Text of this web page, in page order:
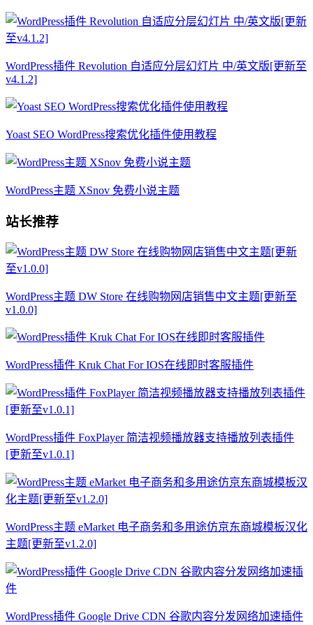
WordPress插件 Revolution 自适应分层幻灯片 中/英文版[更新至
v4.1.2]
Yoast SEO WordPress搜索优化插件使用教程
WordPress主题 XSnov 免费小说主题
站长推荐
WordPress主题 DW Store 在线购物网店销售中文主题[更新至
v1.0.0]
WordPress插件 Kruk Chat For IOS在线即时客服插件
WordPress插件 FoxPlayer 简洁视频播放器支持播放列表插件
[更新至v1.0.1]
WordPress主题 eMarket 电子商务和多用途仿京东商城模板汉化
主题[更新至v1.2.0]
WordPress插件 Google Drive CDN 谷歌内容分发网络加速插件